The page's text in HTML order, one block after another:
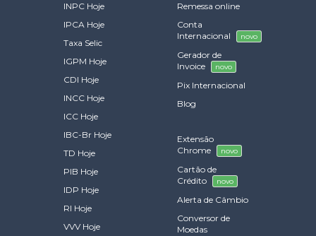
INPC Hoje
IPCA Hoje
Taxa Selic
IGPM Hoje
CDI Hoje
INCC Hoje
ICC Hoje
IBC-Br Hoje
TD Hoje
PIB Hoje
IDP Hoje
RI Hoje
VVV Hoje
Remessa online
Conta
Internacional
novo
Gerador de
Invoice
novo
Pix Internacional
Blog
Extensão
Chrome
novo
Cartão de
Crédito
novo
Alerta de Câmbio
Conversor de
Moedas